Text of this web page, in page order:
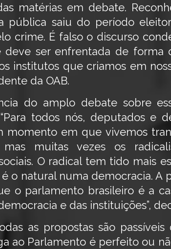
matérias em debate.
pública saiu do período
crime. É falso o discurso
ser enfrentada de forma
institutos que criamos em
da OAB.
do amplo debate sobre
todos nós, deputados e
momento em que vivemos
mas muitas vezes os
O radical tem tido mais
o natural numa democracia. A
o parlamento brasileiro é a
e das instituições”,
as propostas são
ao Parlamento é perfeito ou